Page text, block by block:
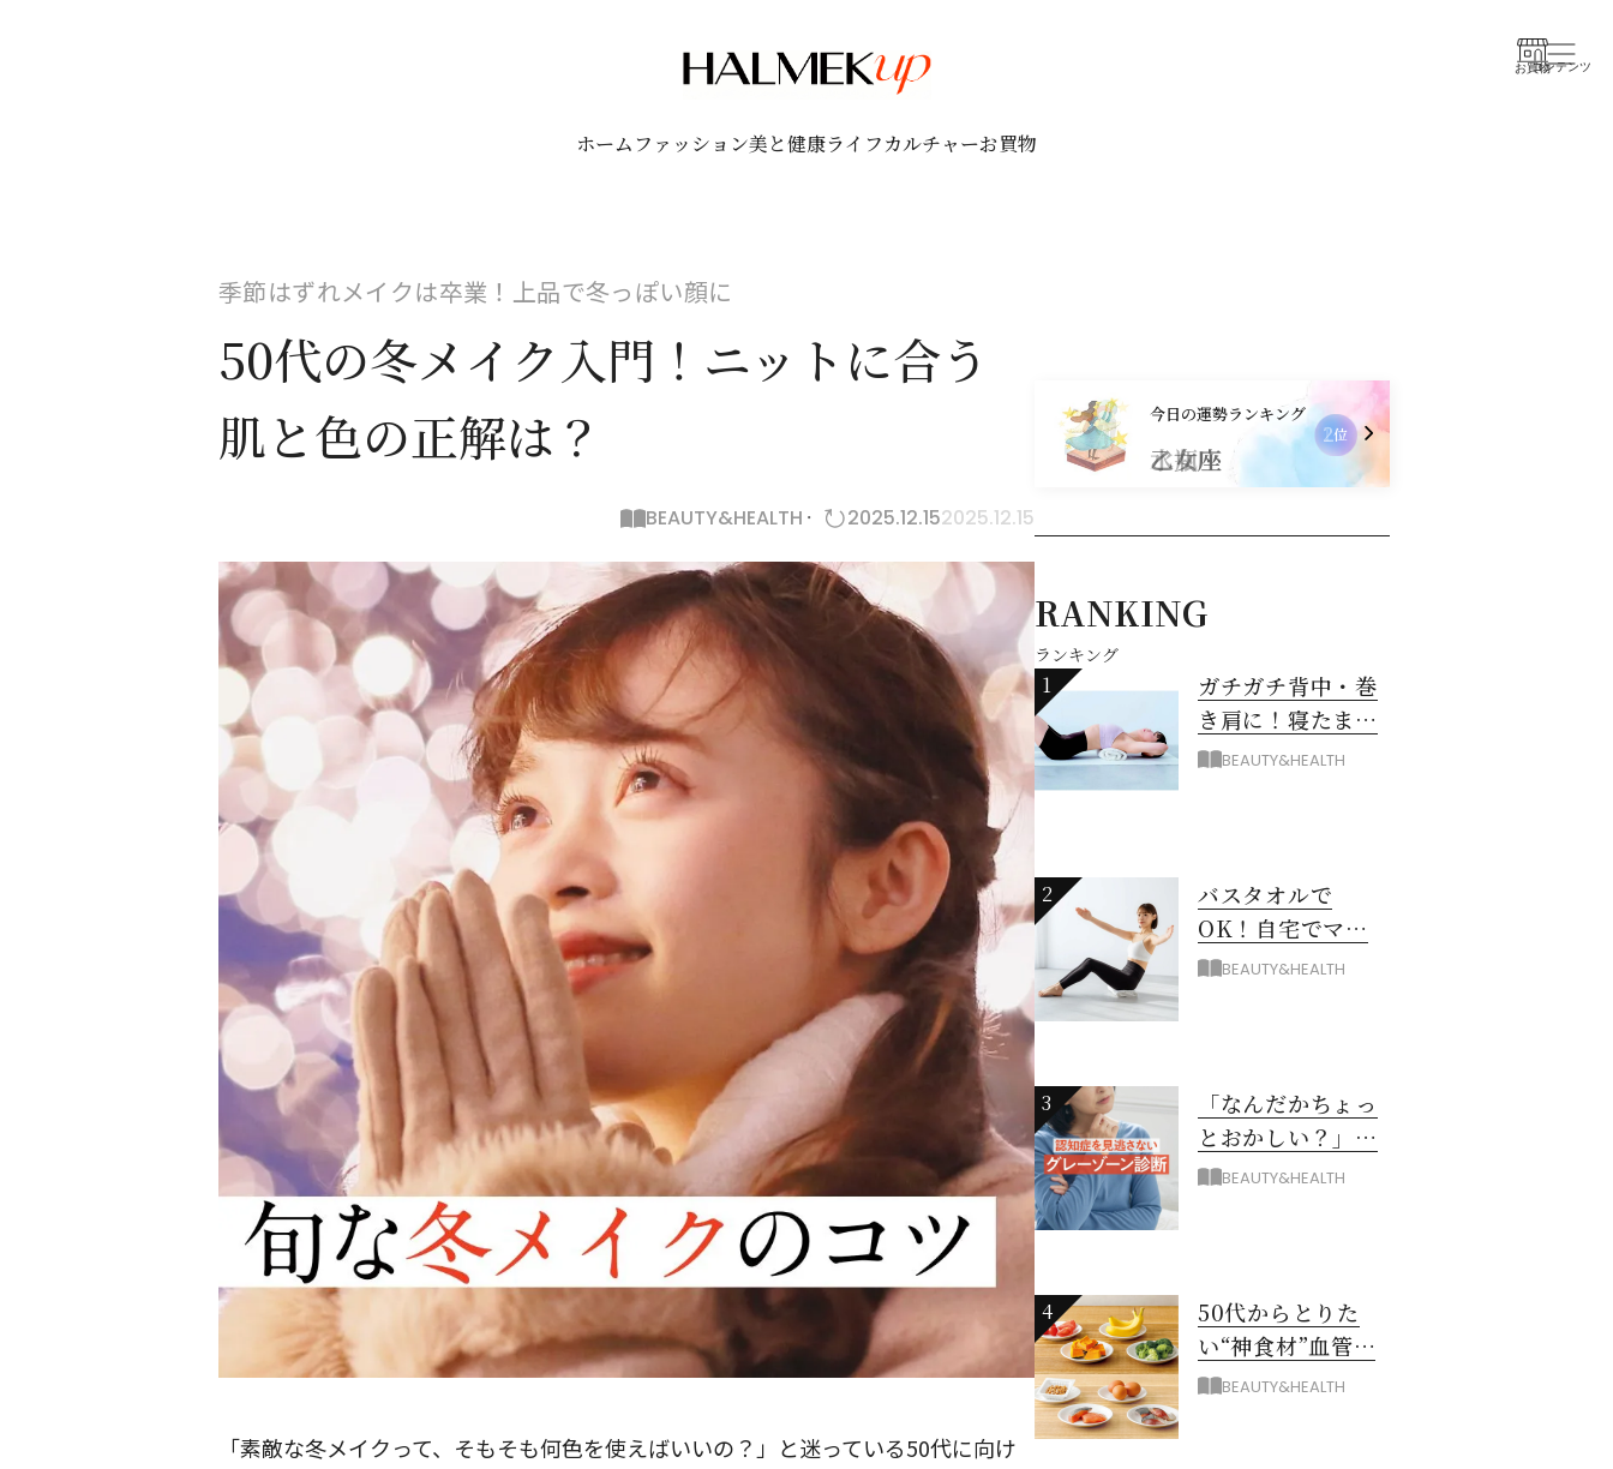
お買物コンテンツ
ホーム ファッション美と健康ライフカルチャーお買物
季節はずれメイクは卒業！上品で冬っぽい顔に
50代の冬メイク入門！ニットに合う
肌と色の正解は？
BEAUTY&HEALTH 2025.12.152025.12.15
「素敵な冬メイクって、そもそも何色を使えばいいの？」と迷っている50代に向け
今日の運勢ランキング
乙女座
2位
RANKING
ランキング
1
ガチガチ背中・巻
き肩に！寝たまま
バスタオル「おう
BEAUTY&HEALTH
2
バスタオルで
OK！自宅でマシ
ン級に骨から整え
BEAUTY&HEALTH
3
「なんだかちょっ
とおかしい？」を
見逃さない！ 認知
BEAUTY&HEALTH
4
50代からとりた
い“神食材”血管と
脳を若々しく保つ
BEAUTY&HEALTH